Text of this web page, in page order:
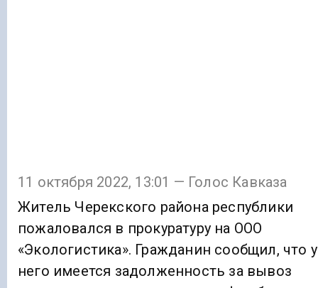
11 октября 2022, 13:01 — Голос Кавказа
Житель Черекского района республики
пожаловался в прокуратуру на ООО
«Экологистика». Гражданин сообщил, что у
него имеется задолженность за вывоз